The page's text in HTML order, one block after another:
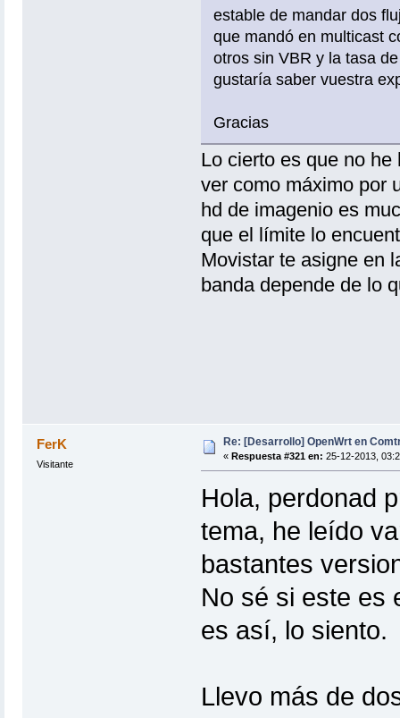
estable de mandar dos
que mandó en multicast
otros sin VBR y la tasa
gustaría saber vuestra
Gracias
Lo cierto es que no
ver como máximo por
hd de imagenio es
que el límite lo
Movistar te asigne en
banda depende de lo
FerK
Visitante
Re: [Desarrollo] OpenWrt en
« Respuesta #321 en: 25-12-2013,
Hola, perdonad
tema, he leído
bastantes
No sé si este es
es así, lo siento.
Llevo más de